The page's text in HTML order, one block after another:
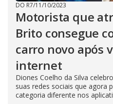
DO R7/11/10/2023
Motorista que
Brito consegue
carro novo após
internet
Diones Coelho da Silva
suas redes sociais que agora
categoria diferente nos